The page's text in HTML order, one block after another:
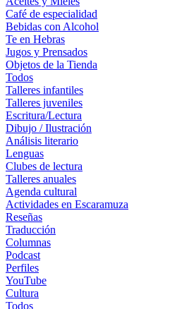
Café de especialidad
Bebidas con Alcohol
Te en Hebras
Jugos y Prensados
Objetos de la Tienda
Todos
Talleres infantiles
Talleres juveniles
Escritura/Lectura
Dibujo / Ilustración
Análisis literario
Lenguas
Clubes de lectura
Talleres anuales
Agenda cultural
Actividades en Escaramuza
Reseñas
Traducción
Columnas
Podcast
Perfiles
YouTube
Cultura
Todos